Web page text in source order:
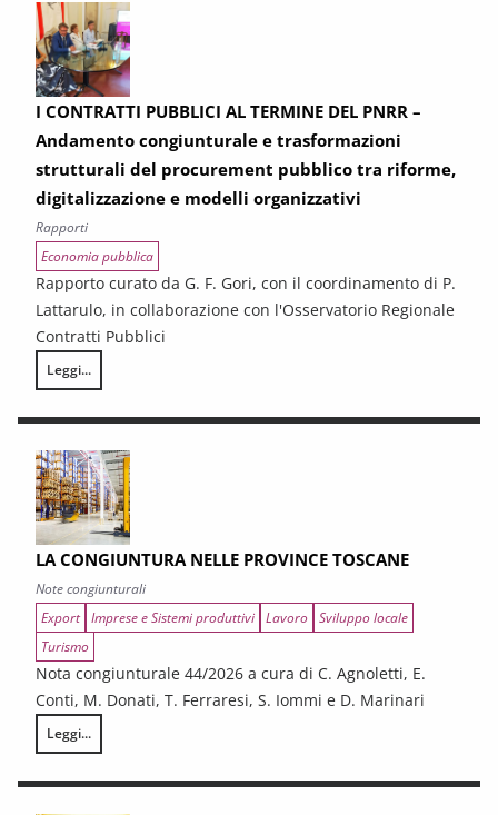
I CONTRATTI PUBBLICI AL TERMINE DEL PNRR –
Andamento congiunturale e trasformazioni
strutturali del procurement pubblico tra riforme,
digitalizzazione e modelli organizzativi
Rapporti
Economia pubblica
Rapporto curato da G. F. Gori, con il coordinamento di P.
Lattarulo, in collaborazione con l'Osservatorio Regionale
Contratti Pubblici
Leggi...
I CONTRATTI PUBBLICI AL TERMINE DEL PNRR – Andamento
LA CONGIUNTURA NELLE PROVINCE TOSCANE
Note congiunturali
Export Imprese e Sistemi produttivi Lavoro Sviluppo locale
Turismo
Nota congiunturale 44/2026 a cura di C. Agnoletti, E.
Conti, M. Donati, T. Ferraresi, S. Iommi e D. Marinari
Leggi...
LA CONGIUNTURA NELLE PROVINCE TOSCANE